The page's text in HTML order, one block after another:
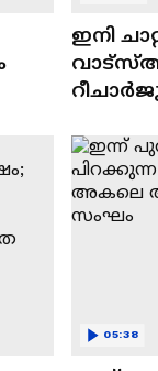
ഇനി
Tech
05:38